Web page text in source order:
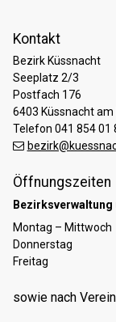
Kontakt
Bezirk Küssnacht
Seeplatz 2/3
Postfach 176
6403 Küssnacht am
Telefon 041 854 01
Öffnungszeiten
Bezirksverwaltung
Tag
Montag – Mittwoch
Donnerstag
Freitag
sowie nach